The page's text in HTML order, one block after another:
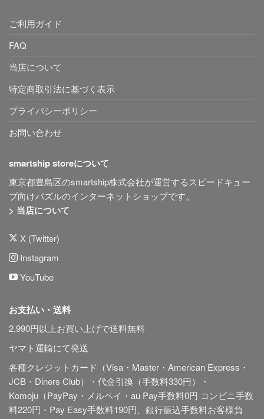
ご利用ガイド
FAQ
当店について
特定商取引法に基づく表示
プライバシーポリシー
お問い合わせ
smartship storeについて
東京都豊島区のsmartship株式会社が運営するスピードキュー
ブ向けパズルのインターネットショップです。
> 当店について
X (Twitter)
Instagram
YouTube
お支払い・送料
2,990円以上お買い上げで送料無料
ヤマト運輸にて発送
各種クレジットカード（Visa・Master・American Express・
JCB・Diners Club）・代金引換（手数料330円）・
Komoju（PayPay・メルペイ・au Pay手数料0円 コンビニ手数
料220円・Pay Easy手数料190円、銀行振込手数料お客様負